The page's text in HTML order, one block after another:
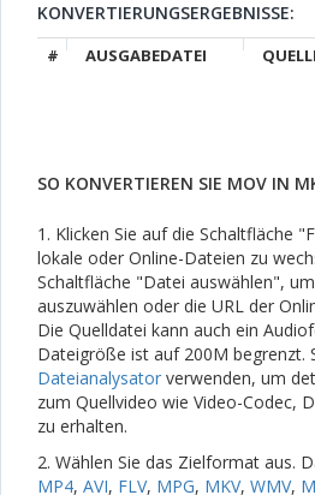
KONVERTIERUNGSERGEBNISSE:
# AUSGABEDATEI
SO KONVERTIEREN SIE MOV IN
1. Klicken Sie auf die Schaltfläche
lokale oder Online-Dateien zu
Schaltfläche "Datei auswählen",
auszuwählen oder die URL der
Die Quelldatei kann auch ein
Dateigröße ist auf 200M begrenzt.
Dateianalysator verwenden, um
zum Quellvideo wie Video-Codec,
zu erhalten.
2. Wählen Sie das Zielformat aus.
MP4, AVI, FLV, MPG, MKV, WMV,